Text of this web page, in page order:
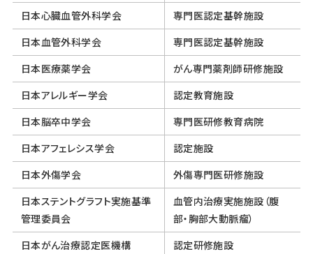
日本心臓血管外科学会
専門医認定基幹施設
日本血管外科学会
専門医認定基幹施設
日本医療薬学会
がん専門薬剤師研修施設
日本アレルギー学会
認定教育施設
日本脳卒中学会
専門医研修教育病院
日本アフェレシス学会
認定施設
日本外傷学会
外傷専門医研修施設
日本ステントグラフト実施基準
管理委員会
血管内治療実施施設（腹
部・胸部大動脈瘤）
日本がん治療認定医機構
認定研修施設